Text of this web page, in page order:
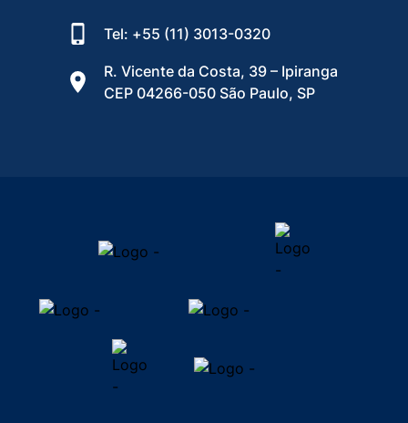
Tel: +55 (11) 3013-0320
R. Vicente da Costa, 39 – Ipiranga
CEP 04266-050 São Paulo, SP